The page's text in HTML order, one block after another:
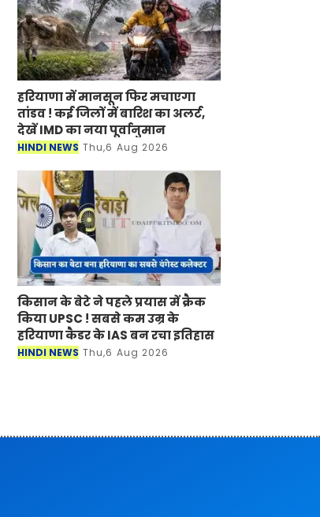
हरियाणा में मानसून फिर मचाएगा
तांडव ! कई जिलों में बारिश का अलर्ट,
देखें IMD का नया पूर्वानुमान
HINDI NEWS Thu,6 Aug 2026
किसान के बेटे ने पहले प्रयास में क्रैक
किया UPSC ! सबसे कम उम्र के
हरियाणा कैडर के IAS बन रचा इतिहास
HINDI NEWS Thu,6 Aug 2026